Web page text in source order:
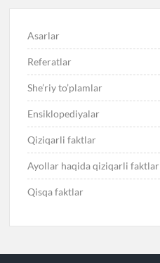
Asarlar
Referatlar
She’riy to’plamlar
Ensiklopediyalar
Qiziqarli faktlar
Ayollar haqida qiziqarli faktlar
Qisqa faktlar